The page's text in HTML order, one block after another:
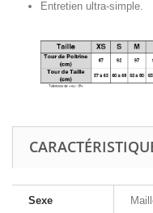
Entretien ultra-simple.
Sexe